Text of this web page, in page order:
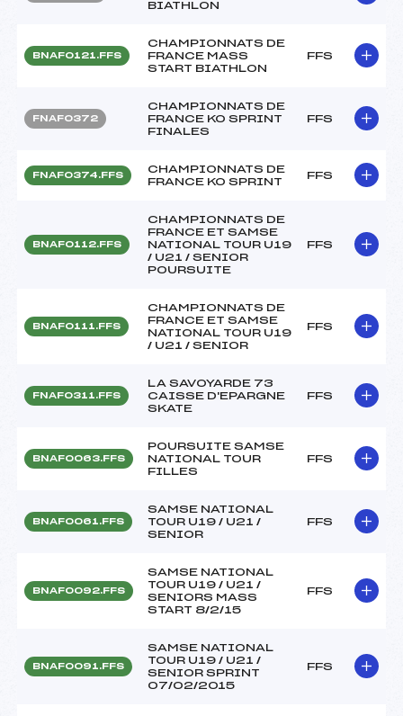
BIATHLON
BNAF0121.FFS
CHAMPIONNATS DE
FRANCE MASS
START BIATHLON
FFS
FNAF0372
CHAMPIONNATS DE
FRANCE KO SPRINT
FINALES
FFS
FNAF0374.FFS
CHAMPIONNATS DE
FRANCE KO SPRINT
FFS
BNAF0112.FFS
CHAMPIONNATS DE
FRANCE ET SAMSE
NATIONAL TOUR U19
/ U21 / SENIOR
POURSUITE
FFS
BNAF0111.FFS
CHAMPIONNATS DE
FRANCE ET SAMSE
NATIONAL TOUR U19
/ U21 / SENIOR
FFS
FNAF0311.FFS
LA SAVOYARDE 73
CAISSE D'EPARGNE
SKATE
FFS
BNAF0063.FFS
POURSUITE SAMSE
NATIONAL TOUR
FILLES
FFS
BNAF0061.FFS
SAMSE NATIONAL
TOUR U19 / U21 /
SENIOR
FFS
BNAF0092.FFS
SAMSE NATIONAL
TOUR U19 / U21 /
SENIORS MASS
START 8/2/15
FFS
BNAF0091.FFS
SAMSE NATIONAL
TOUR U19 / U21 /
SENIOR SPRINT
07/02/2015
FFS